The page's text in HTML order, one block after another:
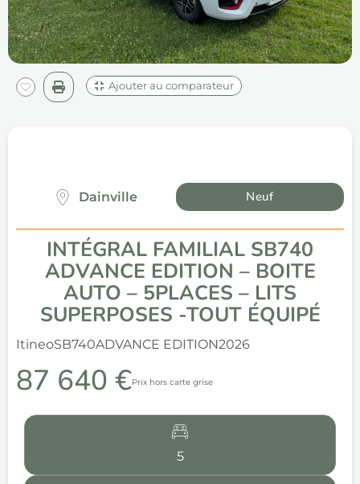
Ajouter au comparateur
Dainville Neuf
INTÉGRAL FAMILIAL SB740
ADVANCE EDITION – BOITE
AUTO – 5PLACES – LITS
SUPERPOSES -TOUT ÉQUIPÉ
ItineoSB740ADVANCE EDITION2026
87 640 €Prix hors carte grise
5